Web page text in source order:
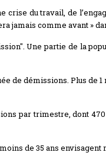
crise du travail, de
jamais comme avant »
Une partie de la
de démissions. Plus
par trimestre, dont
de 35 ans